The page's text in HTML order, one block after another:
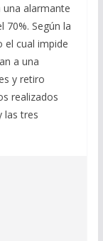
alarmante
70%. Según la
el cual impide
a una
y retiro
realizados
las tres